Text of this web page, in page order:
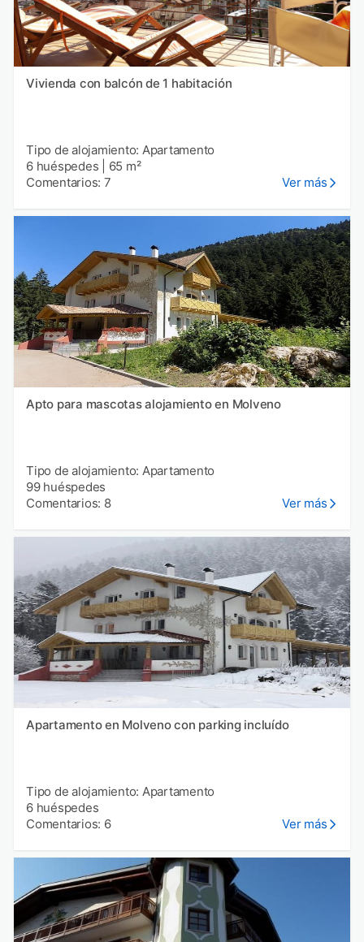
Vivienda con balcón de 1 habitación
Tipo de alojamiento: Apartamento
6 huéspedes
65 m²
Comentarios: 7
Ver más
Apto para mascotas alojamiento en Molveno
Tipo de alojamiento: Apartamento
99 huéspedes
Comentarios: 8
Ver más
Apartamento en Molveno con parking incluído
Tipo de alojamiento: Apartamento
6 huéspedes
Comentarios: 6
Ver más